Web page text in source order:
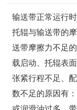
输送带正常运行
托辊与输送带的
送带摩擦力不足
载启动、托辊表
张紧行程不足、
数不足的原因有